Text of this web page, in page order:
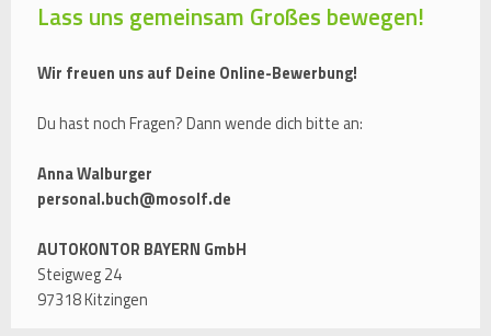
Lass uns gemeinsam Großes bewegen!
Wir freuen uns auf Deine Online-Bewerbung!
Du hast noch Fragen? Dann wende dich bitte an:
Anna Walburger
personal.buch@mosolf.de
AUTOKONTOR BAYERN GmbH
Steigweg 24
97318 Kitzingen